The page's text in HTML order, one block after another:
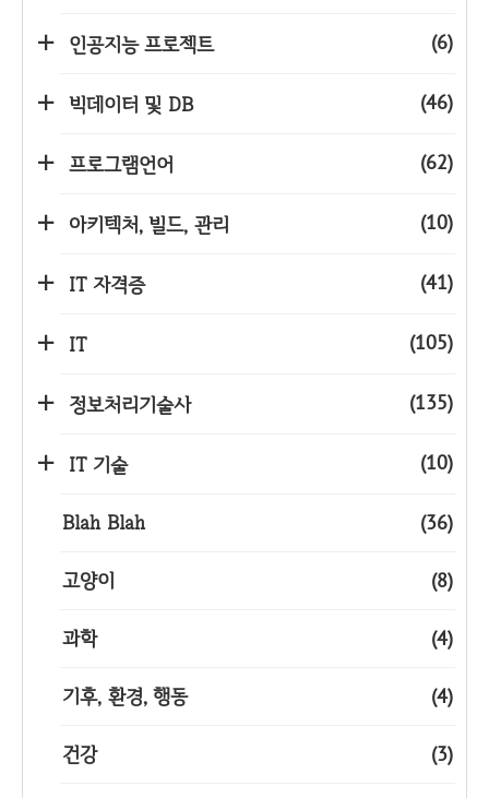
인공지능 프로젝트 (6)
빅데이터 및 DB (46)
프로그램언어 (62)
아키텍처, 빌드, 관리 (10)
IT 자격증 (41)
IT (105)
정보처리기술사 (135)
IT 기술 (10)
Blah Blah (36)
고양이 (8)
과학 (4)
기후, 환경, 행동 (4)
건강 (3)